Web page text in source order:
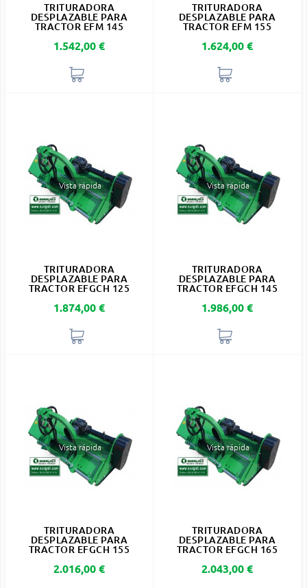
TRITURADORA
DESPLAZABLE PARA
TRACTOR EFM 145
Precio
1.542,00 €
TRITURADORA
DESPLAZABLE PARA
TRACTOR EFM 155
Precio
1.624,00 €
Vista rápida
TRITURADORA
DESPLAZABLE PARA
TRACTOR EFGCH 125
Precio
1.874,00 €
Vista rápida
TRITURADORA
DESPLAZABLE PARA
TRACTOR EFGCH 145
Precio
1.986,00 €
Vista rápida
TRITURADORA
DESPLAZABLE PARA
TRACTOR EFGCH 155
Precio
2.016,00 €
Vista rápida
TRITURADORA
DESPLAZABLE PARA
TRACTOR EFGCH 165
Precio
2.043,00 €